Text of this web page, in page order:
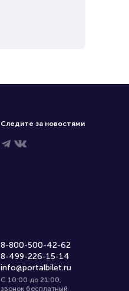
Следите за новостями
8-800-500-42-62
8-499-226-15-14
info@portalbilet.ru
С 10:00 до 21:00,
звонок бесплатный